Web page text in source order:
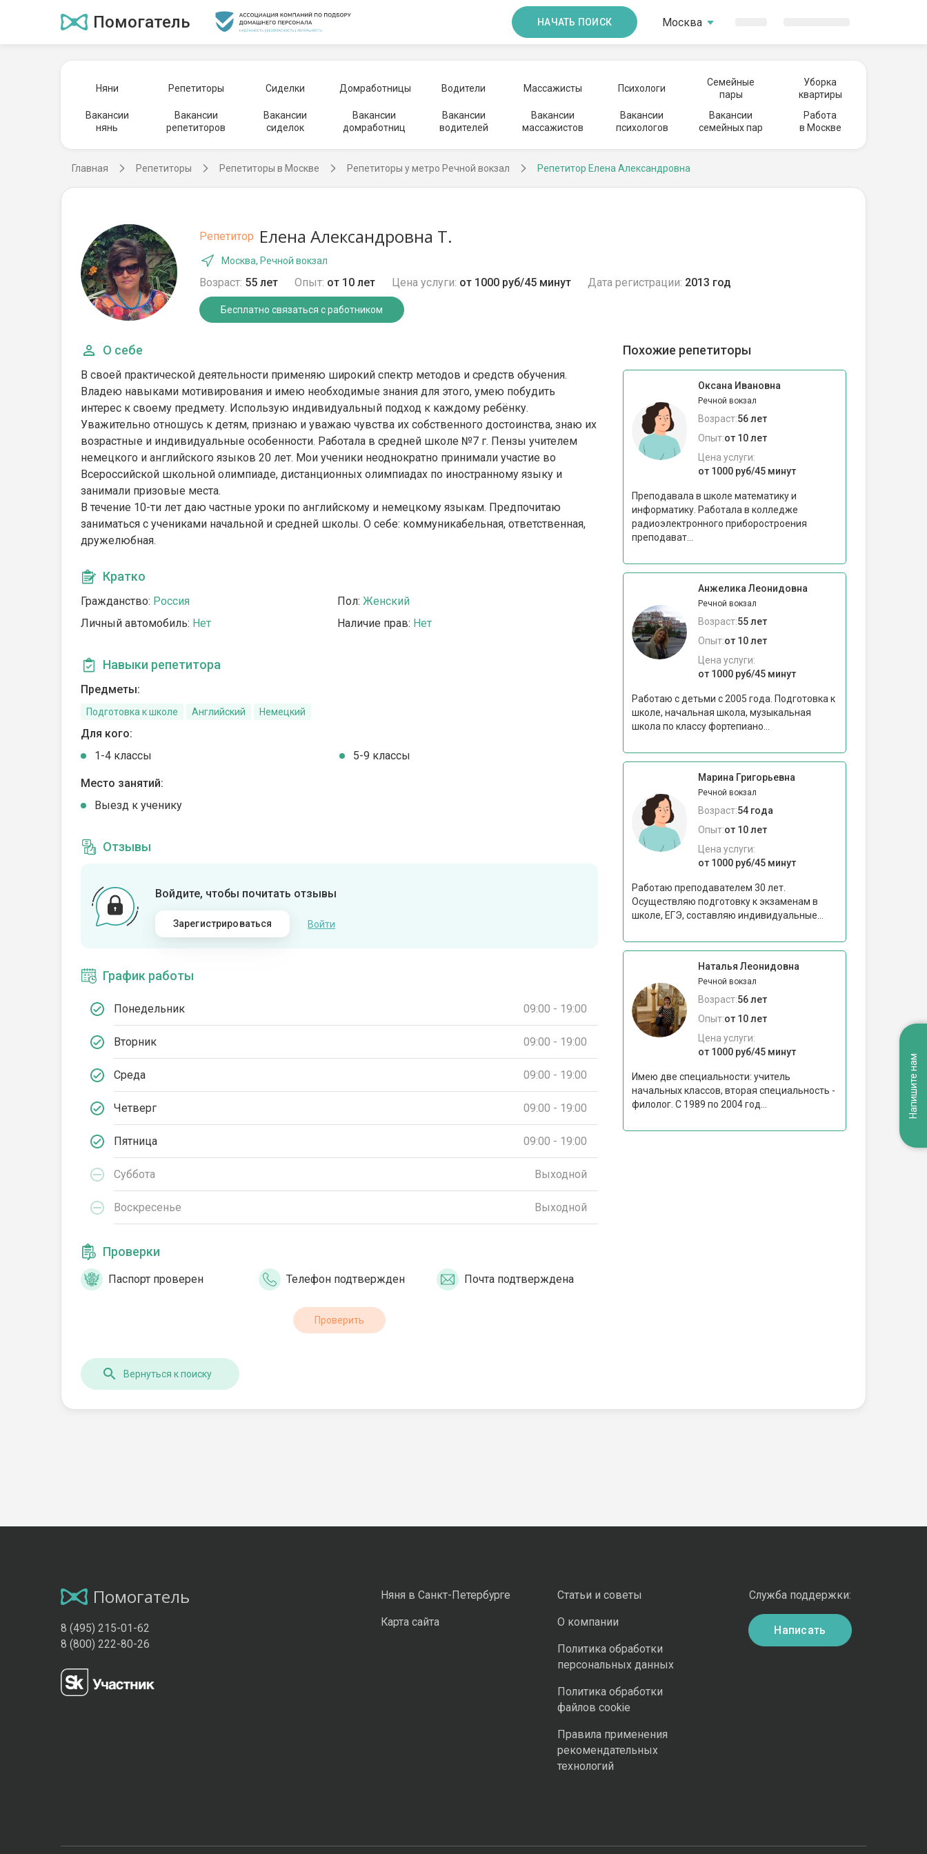
Помогатель НАЧАТЬ ПОИСК Москва
Няни Репетиторы Сиделки Домработницы Водители Массажисты Психологи
Семейные
пары
Уборка
квартиры
Вакансии
нянь
Вакансии
репетиторов
Вакансии
сиделок
Вакансии
домработниц
Вакансии
водителей
Вакансии
массажистов
Вакансии
психологов
Вакансии
семейных пар
Работа
в Москве
Главная Репетиторы Репетиторы в Москве Репетиторы у метро Речной вокзал Репетитор Елена Александровна
Репетитор Елена Александровна Т.
Москва, Речной вокзал
Возраст: 55 лет Опыт: от 10 лет Цена услуги: от 1000 руб/45 минут Дата регистрации: 2013 год
Бесплатно связаться с работником
О себе
В своей практической деятельности применяю широкий спектр методов и средств обучения.
Владею навыками мотивирования и имею необходимые знания для этого, умею побудить
интерес к своему предмету. Использую индивидуальный подход к каждому ребёнку.
Уважительно отношусь к детям, признаю и уважаю чувства их собственного достоинства, знаю их
возрастные и индивидуальные особенности. Работала в средней школе №7 г. Пензы учителем
немецкого и английского языков 20 лет. Мои ученики неоднократно принимали участие во
Всероссийской школьной олимпиаде, дистанционных олимпиадах по иностранному языку и
занимали призовые места.
В течение 10-ти лет даю частные уроки по английскому и немецкому языкам. Предпочитаю
заниматься с учениками начальной и средней школы. О себе: коммуникабельная, ответственная,
дружелюбная.
Кратко
Гражданство: Россия Пол: Женский
Личный автомобиль: Нет Наличие прав: Нет
Навыки репетитора
Предметы:
Подготовка к школе Английский Немецкий
Для кого:
1-4 классы
5-9 классы
Место занятий:
Выезд к ученику
Отзывы
Войдите, чтобы почитать отзывы
Зарегистрироваться Войти
График работы
Понедельник 09:00 - 19:00
Вторник 09:00 - 19:00
Среда 09:00 - 19:00
Четверг 09:00 - 19:00
Пятница 09:00 - 19:00
Суббота Выходной
Воскресенье Выходной
Проверки
Паспорт проверен Телефон подтвержден Почта подтверждена
Проверить
Похожие репетиторы
Оксана Ивановна
Речной вокзал
Возраст:56 лет
Опыт:от 10 лет
Цена услуги:
от 1000 руб/45 минут
Преподавала в школе математику и
информатику. Работала в колледже
радиоэлектронного приборостроения
преподават...
Анжелика Леонидовна
Речной вокзал
Возраст:55 лет
Опыт:от 10 лет
Цена услуги:
от 1000 руб/45 минут
Работаю с детьми с 2005 года. Подготовка к
школе, начальная школа, музыкальная
школа по классу фортепиано...
Марина Григорьевна
Речной вокзал
Возраст:54 года
Опыт:от 10 лет
Цена услуги:
от 1000 руб/45 минут
Работаю преподавателем 30 лет.
Осуществляю подготовку к экзаменам в
школе, ЕГЭ, составляю индивидуальные...
Наталья Леонидовна
Речной вокзал
Возраст:56 лет
Опыт:от 10 лет
Цена услуги:
от 1000 руб/45 минут
Имею две специальности: учитель
начальных классов, вторая специальность -
филолог. С 1989 по 2004 год...
Вернуться к поиску
Помогатель
8 (495) 215-01-62
8 (800) 222-80-26
Няня в Санкт-Петербурге
Карта сайта
Статьи и советы
О компании
Политика обработки
персональных данных
Политика обработки
файлов cookie
Правила применения
рекомендательных
технологий
Служба поддержки:
Написать
Напишите нам